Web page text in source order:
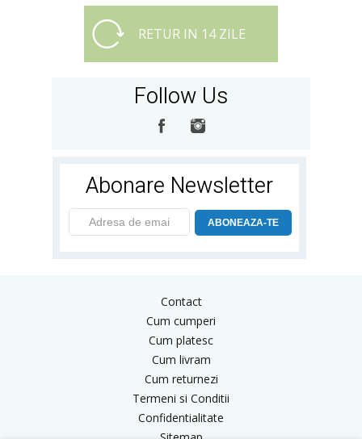
RETUR IN 14 ZILE
Follow Us
Abonare Newsletter
ABONEAZA-TE
Contact
Cum cumperi
Cum platesc
Cum livram
Cum returnezi
Termeni si Conditii
Confidentialitate